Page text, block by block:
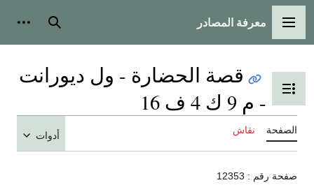
القائمة الرئيسية
معرفة المصادر بحث
تبديل عرض جدول المحتويات
قصة الحضارة - ول ديورانت
- م 9 ك 4 ف 16
الصفحة نقاش أدوات
صفحة رقم : 12353